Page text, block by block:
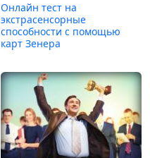
Онлайн тест на
экстрасенсорные
способности с помощью
карт Зенера